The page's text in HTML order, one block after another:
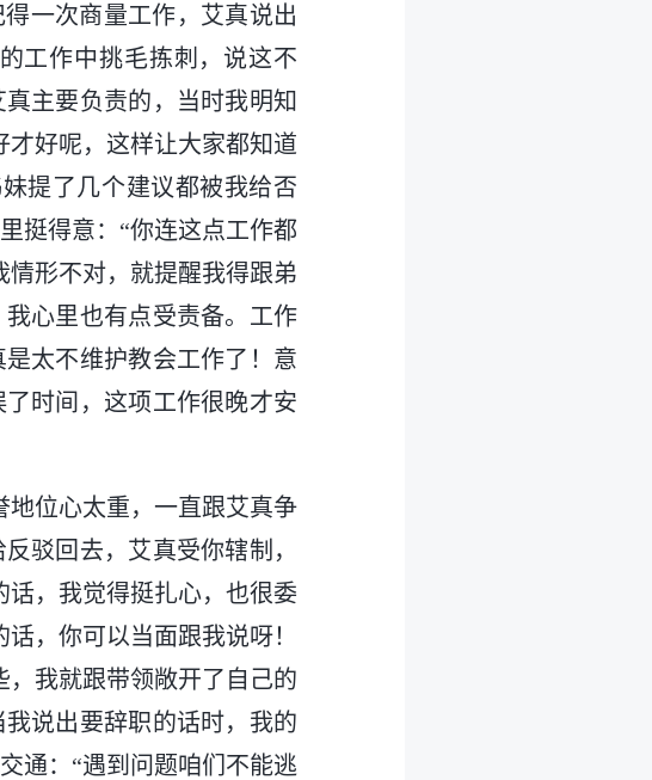
一次商量工作，艾真说出
工作中挑毛拣刺，说这不
主要负责的，当时我明知
好呢，这样让大家都知道
提了几个建议都被我给否
挺得意：“你连这点工作都
形不对，就提醒我得跟弟
心里也有点受责备。工作
太不维护教会工作了！意
时间，这项工作很晚才安
位心太重，一直跟艾真争
驳回去，艾真受你辖制，
，我觉得挺扎心，也很委
，你可以当面跟我说呀！
我就跟带领敞开了自己的
说出要辞职的话时，我的
通：“遇到问题咱们不能逃